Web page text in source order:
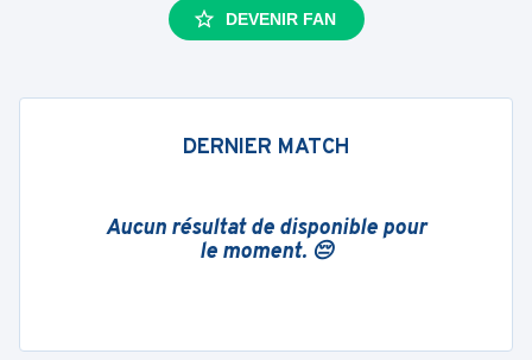
DEVENIR FAN
DERNIER MATCH
Aucun résultat de disponible pour
le moment. 😔